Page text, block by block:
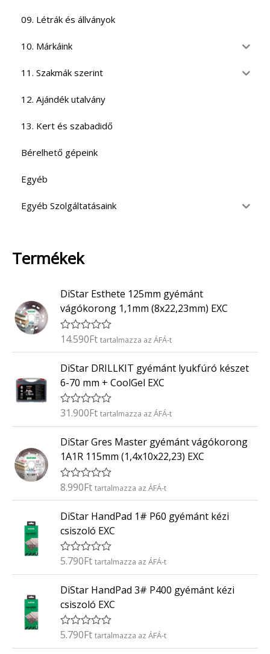
09. Létrák és állványok
10. Márkáink
11. Szakmák szerint
12. Ajándék utalvány
13. Kert és szabadidő
Bérelhető gépeink
Egyéb
Egyéb Szolgáltatásaink
Termékek
DiStar Esthete 125mm gyémánt
vágókorong 1,1mm (8x22,23mm) EXC
É
é
k
e
l
s
:
/
5
14.590Ft tartalmazza az ÁFÁ-t
DiStar DRILLKIT gyémánt lyukfúró készet
6-70 mm + CoolGel EXC
É
é
k
e
l
é
s
:
/
5
31.900Ft tartalmazza az ÁFÁ-t
DiStar Gres Master gyémánt vágókorong
1A1R 115mm (1,4x10x22,23) EXC
É
é
e
l
é
s
:
/
5
8.990Ft tartalmazza az ÁFÁ-t
DiStar HandPad 1# P60 gyémánt kézi
csiszoló EXC
É
é
e
l
s
:
5.790Ft tartalmazza az ÁFÁ-t
DiStar HandPad 3# P400 gyémánt kézi
csiszoló EXC
É
5.790Ft tartalmazza az ÁFÁ-t